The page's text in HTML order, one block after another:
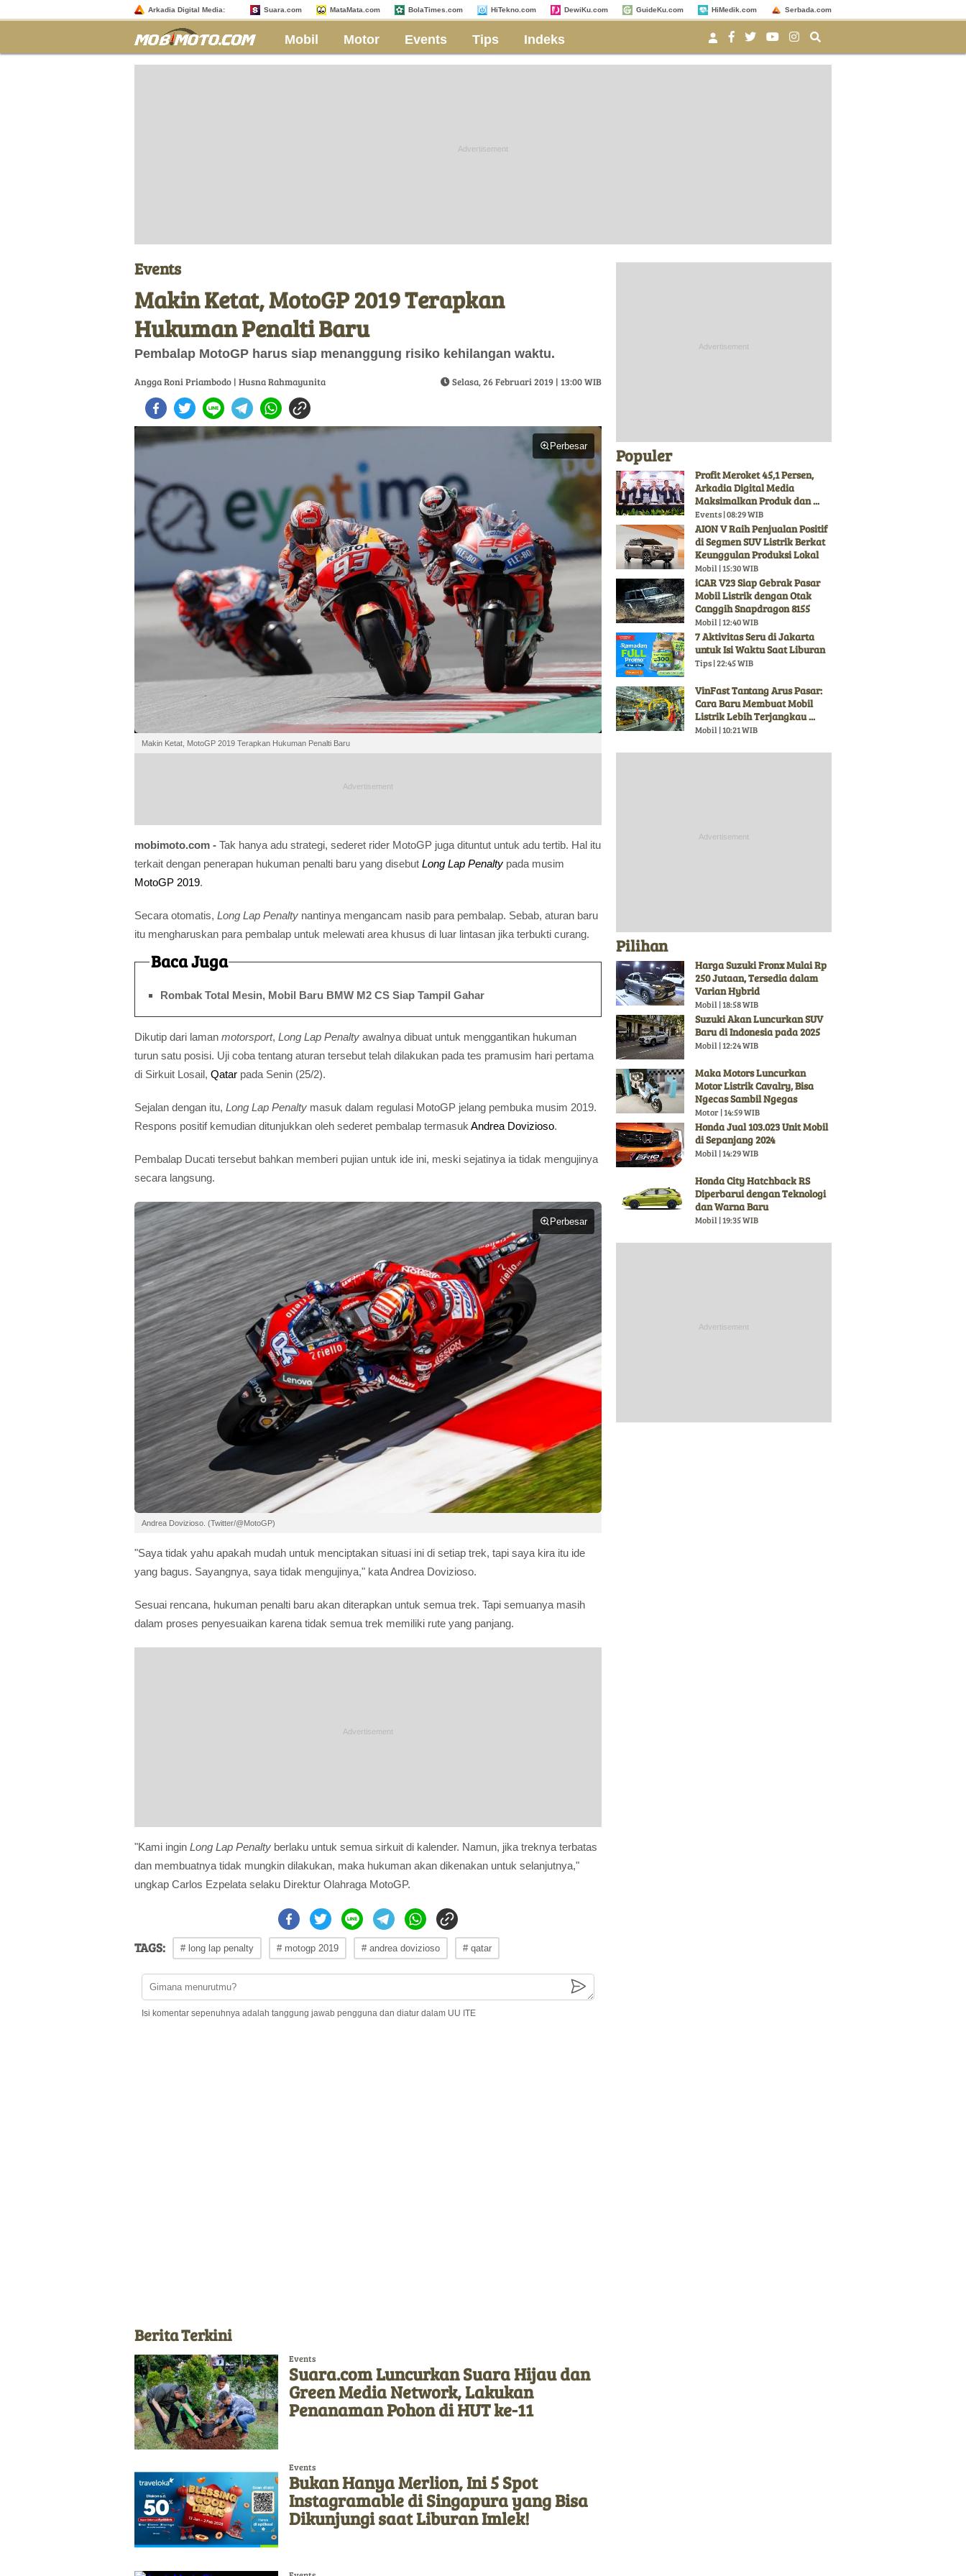
Arkadia Digital Media: Suara.com MataMata.com BolaTimes.com HiTekno.com DewiKu.com GuideKu.com HiMedik.com Serbada.com
Mobil Motor Events Tips Indeks
Events
Makin Ketat, MotoGP 2019 Terapkan
Hukuman Penalti Baru
Pembalap MotoGP harus siap menanggung risiko kehilangan waktu.
Angga Roni Priambodo | Husna Rahmayunita Selasa, 26 Februari 2019 | 13:00 WIB
Perbesar
Makin Ketat, MotoGP 2019 Terapkan Hukuman Penalti Baru
mobimoto.com - Tak hanya adu strategi, sederet rider MotoGP juga dituntut untuk adu tertib. Hal itu
terkait dengan penerapan hukuman penalti baru yang disebut Long Lap Penalty pada musim
MotoGP 2019.
Secara otomatis, Long Lap Penalty nantinya mengancam nasib para pembalap. Sebab, aturan baru
itu mengharuskan para pembalap untuk melewati area khusus di luar lintasan jika terbukti curang.
Baca Juga
Rombak Total Mesin, Mobil Baru BMW M2 CS Siap Tampil Gahar
Dikutip dari laman motorsport, Long Lap Penalty awalnya dibuat untuk menggantikan hukuman
turun satu posisi. Uji coba tentang aturan tersebut telah dilakukan pada tes pramusim hari pertama
di Sirkuit Losail, Qatar pada Senin (25/2).
Sejalan dengan itu, Long Lap Penalty masuk dalam regulasi MotoGP jelang pembuka musim 2019.
Respons positif kemudian ditunjukkan oleh sederet pembalap termasuk Andrea Dovizioso.
Pembalap Ducati tersebut bahkan memberi pujian untuk ide ini, meski sejatinya ia tidak mengujinya
secara langsung.
Perbesar
Andrea Dovizioso. (Twitter/@MotoGP)
"Saya tidak yahu apakah mudah untuk menciptakan situasi ini di setiap trek, tapi saya kira itu ide
yang bagus. Sayangnya, saya tidak mengujinya," kata Andrea Dovizioso.
Sesuai rencana, hukuman penalti baru akan diterapkan untuk semua trek. Tapi semuanya masih
dalam proses penyesuaikan karena tidak semua trek memiliki rute yang panjang.
"Kami ingin Long Lap Penalty berlaku untuk semua sirkuit di kalender. Namun, jika treknya terbatas
dan membuatnya tidak mungkin dilakukan, maka hukuman akan dikenakan untuk selanjutnya,"
ungkap Carlos Ezpelata selaku Direktur Olahraga MotoGP.
TAGS: # long lap penalty # motogp 2019 # andrea dovizioso # qatar
Isi komentar sepenuhnya adalah tanggung jawab pengguna dan diatur dalam UU ITE
Berita Terkini
Events
Suara.com Luncurkan Suara Hijau dan
Green Media Network, Lakukan
Penanaman Pohon di HUT ke-11
Events
Bukan Hanya Merlion, Ini 5 Spot
Instagramable di Singapura yang Bisa
Dikunjungi saat Liburan Imlek!
Populer
Profit Meroket 45,1 Persen,
Arkadia Digital Media
Maksimalkan Produk dan ...
Events | 08:29 WIB
AION V Raih Penjualan Positif
di Segmen SUV Listrik Berkat
Keunggulan Produksi Lokal
Mobil | 15:30 WIB
iCAR V23 Siap Gebrak Pasar
Mobil Listrik dengan Otak
Canggih Snapdragon 8155
Mobil | 12:40 WIB
7 Aktivitas Seru di Jakarta
untuk Isi Waktu Saat Liburan
Tips | 22:45 WIB
VinFast Tantang Arus Pasar:
Cara Baru Membuat Mobil
Listrik Lebih Terjangkau ...
Mobil | 10:21 WIB
Pilihan
Harga Suzuki Fronx Mulai Rp
250 Jutaan, Tersedia dalam
Varian Hybrid
Mobil | 18:58 WIB
Suzuki Akan Luncurkan SUV
Baru di Indonesia pada 2025
Mobil | 12:24 WIB
Maka Motors Luncurkan
Motor Listrik Cavalry, Bisa
Ngecas Sambil Ngegas
Motor | 14:59 WIB
Honda Jual 103.023 Unit Mobil
di Sepanjang 2024
Mobil | 14:29 WIB
Honda City Hatchback RS
Diperbarui dengan Teknologi
dan Warna Baru
Mobil | 19:35 WIB